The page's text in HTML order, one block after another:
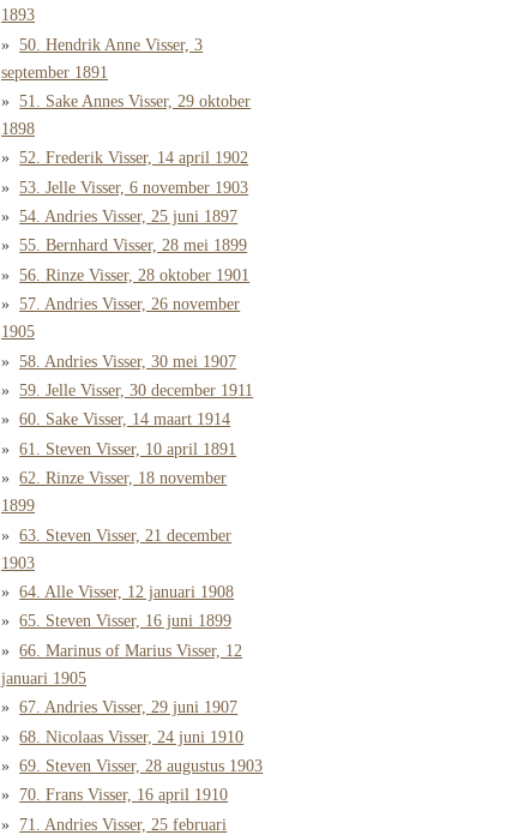
1893
50. Hendrik Anne Visser, 3
september 1891
51. Sake Annes Visser, 29 oktober
1898
52. Frederik Visser, 14 april 1902
53. Jelle Visser, 6 november 1903
54. Andries Visser, 25 juni 1897
55. Bernhard Visser, 28 mei 1899
56. Rinze Visser, 28 oktober 1901
57. Andries Visser, 26 november
1905
58. Andries Visser, 30 mei 1907
59. Jelle Visser, 30 december 1911
60. Sake Visser, 14 maart 1914
61. Steven Visser, 10 april 1891
62. Rinze Visser, 18 november
1899
63. Steven Visser, 21 december
1903
64. Alle Visser, 12 januari 1908
65. Steven Visser, 16 juni 1899
66. Marinus of Marius Visser, 12
januari 1905
67. Andries Visser, 29 juni 1907
68. Nicolaas Visser, 24 juni 1910
69. Steven Visser, 28 augustus 1903
70. Frans Visser, 16 april 1910
71. Andries Visser, 25 februari